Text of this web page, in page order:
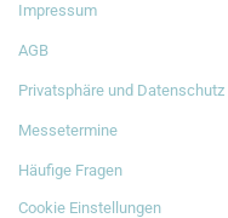
Impressum
AGB
Privatsphäre und Datenschutz
Messetermine
Häufige Fragen
Cookie Einstellungen